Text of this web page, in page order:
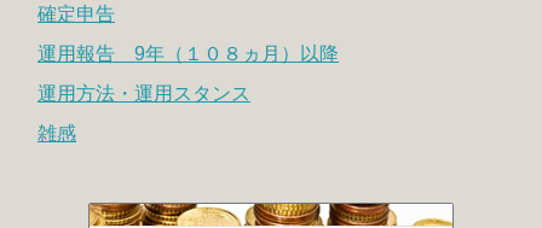
確定申告
運用報告 9年（１０８ヵ月）以降
運用方法・運用スタンス
雑感